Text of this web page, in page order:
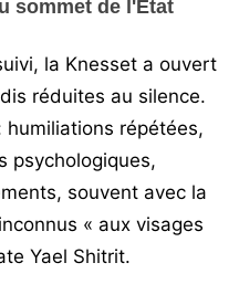
sommet de l'État
la Knesset a ouvert
réduites au silence.
répétées,
psychologiques,
souvent avec la
« aux visages
Yael Shitrit.